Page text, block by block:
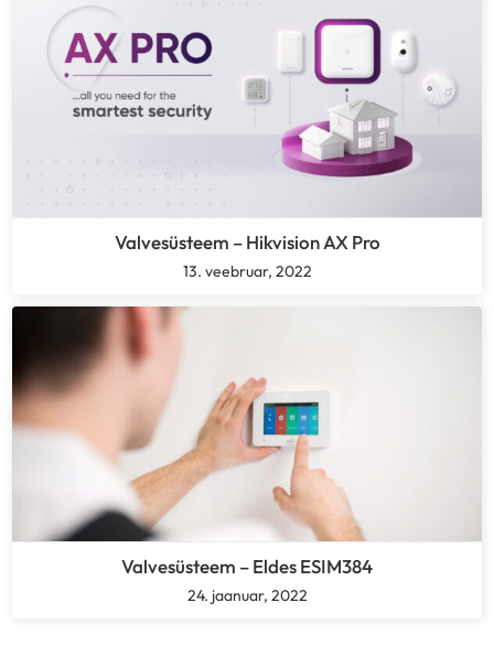
Valvesüsteem – Hikvision AX Pro
13. veebruar, 2022
Valvesüsteem – Eldes ESIM384
24. jaanuar, 2022